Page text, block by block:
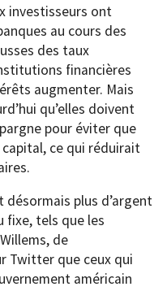
investisseurs ont
au cours des
des taux
financières
augmenter. Mais
qu’elles doivent
pour éviter que
ce qui réduirait
plus d’argent
fixe, tels que les
de
Twitter que ceux qui
américain